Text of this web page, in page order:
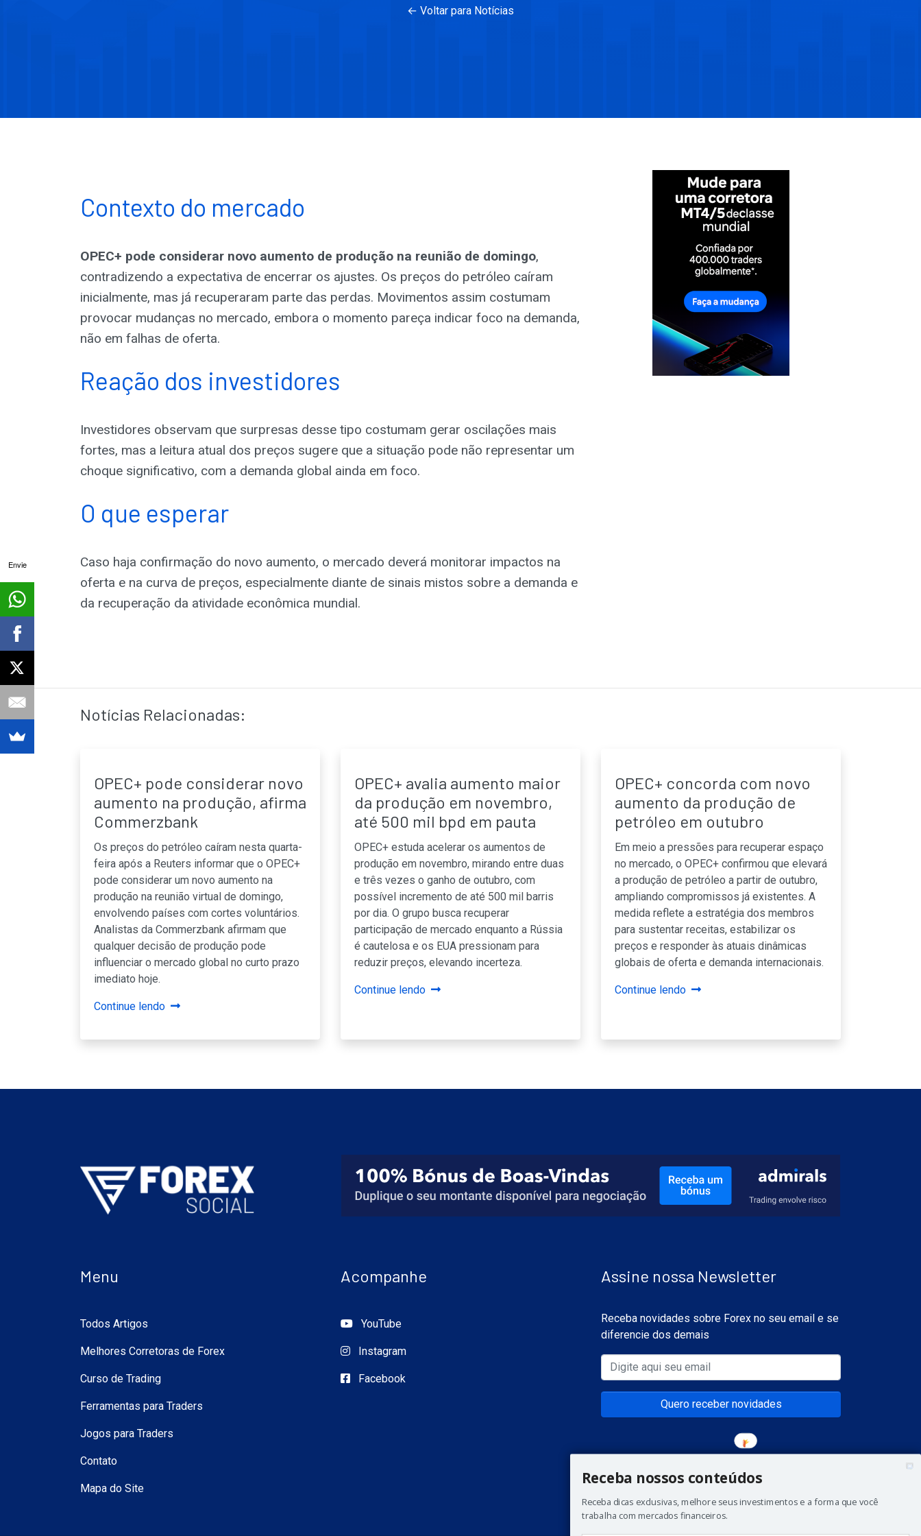
← Voltar para Notícias
Contexto do mercado
OPEC+ pode considerar novo aumento de produção na reunião de domingo,
contradizendo a expectativa de encerrar os ajustes. Os preços do petróleo caíram
inicialmente, mas já recuperaram parte das perdas. Movimentos assim costumam
provocar mudanças no mercado, embora o momento pareça indicar foco na demanda,
não em falhas de oferta.
Reação dos investidores
Investidores observam que surpresas desse tipo costumam gerar oscilações mais
fortes, mas a leitura atual dos preços sugere que a situação pode não representar um
choque significativo, com a demanda global ainda em foco.
O que esperar
Caso haja confirmação do novo aumento, o mercado deverá monitorar impactos na
oferta e na curva de preços, especialmente diante de sinais mistos sobre a demanda e
da recuperação da atividade econômica mundial.
Notícias Relacionadas:
OPEC+ pode considerar novo
aumento na produção, afirma
Commerzbank
Os preços do petróleo caíram nesta quarta-
feira após a Reuters informar que o OPEC+
pode considerar um novo aumento na
produção na reunião virtual de domingo,
envolvendo países com cortes voluntários.
Analistas da Commerzbank afirmam que
qualquer decisão de produção pode
influenciar o mercado global no curto prazo
imediato hoje.
Continue lendo
OPEC+ avalia aumento maior
da produção em novembro,
até 500 mil bpd em pauta
OPEC+ estuda acelerar os aumentos de
produção em novembro, mirando entre duas
e três vezes o ganho de outubro, com
possível incremento de até 500 mil barris
por dia. O grupo busca recuperar
participação de mercado enquanto a Rússia
é cautelosa e os EUA pressionam para
reduzir preços, elevando incerteza.
Continue lendo
OPEC+ concorda com novo
aumento da produção de
petróleo em outubro
Em meio a pressões para recuperar espaço
no mercado, o OPEC+ confirmou que elevará
a produção de petróleo a partir de outubro,
ampliando compromissos já existentes. A
medida reflete a estratégia dos membros
para sustentar receitas, estabilizar os
preços e responder às atuais dinâmicas
globais de oferta e demanda internacionais.
Continue lendo
Menu
Todos Artigos
Melhores Corretoras de Forex
Curso de Trading
Ferramentas para Traders
Jogos para Traders
Contato
Mapa do Site
Acompanhe
YouTube
Instagram
Facebook
Assine nossa Newsletter
Receba novidades sobre Forex no seu email e se
diferencie dos demais
Quero receber novidades
Envie
Receba nossos conteúdos
Receba dicas exclusivas, melhore seus investimentos e a forma que você
trabalha com mercados financeiros.